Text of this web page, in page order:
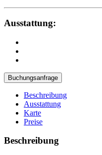
Ausstattung:
Buchungsanfrage
Beschreibung
Ausstattung
Karte
Preise
Beschreibung